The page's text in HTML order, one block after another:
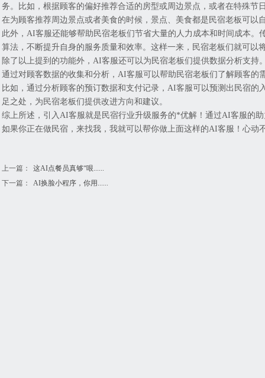
务。比如，根据顾客的偏好推荐合适的房型或周边景点，或者在特殊
在为顾客推荐周边景点或者美食的时候，景点、美食都是民宿老板可
此外，AI客服还能够帮助民宿老板们节省大量的人力成本和时间成本
算法，不断提升自身的服务质量和效率。这样一来，民宿老板们就可
除了以上提到的功能外，AI客服还可以为民宿老板们提供数据分析支持
通过对顾客数据的收集和分析，AI客服可以帮助民宿老板们了解顾客
比如，通过分析顾客的预订数据和支付记录，AI客服可以预测出民宿
足之处，为民宿老板们提供改进方向和建议。
综上所述，引入AI客服就是民宿行业升级服务的*优解！通过AI客服的
如果你正在做民宿，来找我，我就可以帮你做上面这样的AI客服！心动
上一篇：
这AI点餐员真够“哏......
下一篇：
AI换脸小程序，你用......